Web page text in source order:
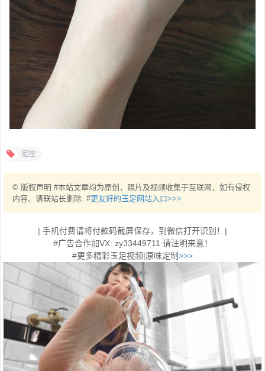
足控
© 版权声明 #本站文章均为原创，照片及视频收集于互联网，如有侵权
内容、请联站长删除. #更友好的玉足网站入口>>>
| 手机付费请将付款码截屏保存，到微信打开识别！|
#广告合作加VX: zy33449711 请注明来意！
#更多精彩玉足视频|原味定制>>>